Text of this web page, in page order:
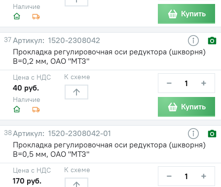
Наличие
Купить
37
1520-2308042
Прокладка регулировочная оси редуктора (шкворня)
В=0,2 мм, ОАО "МТЗ"
Наличие
Цена с НДС
40 руб.
К схеме − +
Купить
38
1520-2308042-01
Прокладка регулировочная оси редуктора (шкворня)
В=0,5 мм, ОАО "МТЗ"
Цена с НДС
170 руб.
К схеме − +